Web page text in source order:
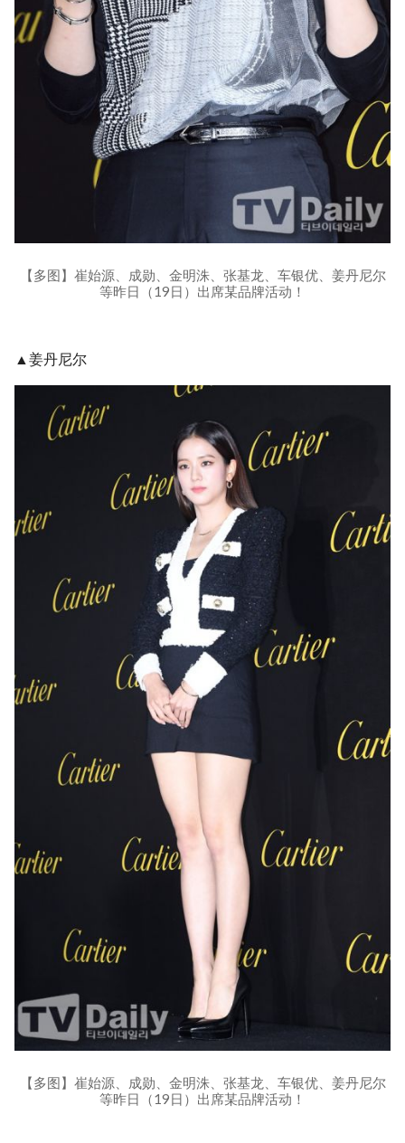
【多图】崔始源、成勋、金明洙、张基龙、车银优、姜丹尼尔
等昨日（19日）出席某品牌活动！
▲姜丹尼尔
【多图】崔始源、成勋、金明洙、张基龙、车银优、姜丹尼尔
等昨日（19日）出席某品牌活动！